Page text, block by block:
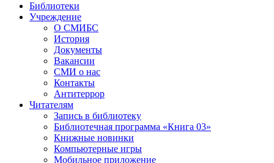
Библиотеки
Учреждение
О СМИБС
История
Документы
Вакансии
СМИ о нас
Контакты
Антитеррор
Читателям
Запись в библиотеку
Библиотечная программа «Книга 03»
Книжные новинки
Компьютерные игры
Мобильное приложение